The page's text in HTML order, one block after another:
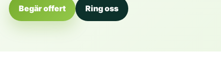
Begär offert Ring oss